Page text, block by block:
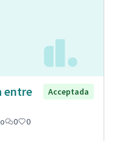
entre
Acceptada
0 0